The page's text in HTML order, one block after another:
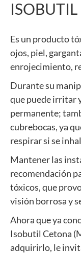
Es un producto
ojos, piel,
enrojecimiento,
Durante su
que puede irritar
permanente;
cubrebocas, ya
respirar si se
Mantener las
recomendación
tóxicos, que
visión borrosa y
Ahora que ya
Isobutil Cetona
adquirirlo, le